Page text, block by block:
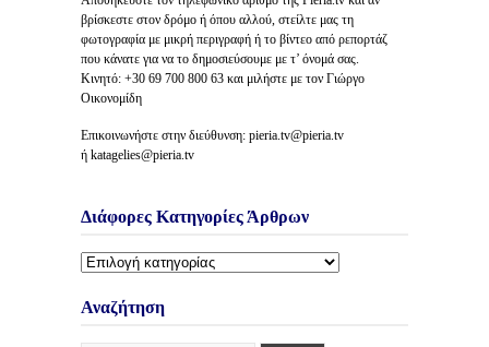
βρίσκεστε στον δρόμο ή όπου αλλού, στείλτε μας τη
φωτογραφία με μικρή περιγραφή ή το βίντεο από ρεπορτάζ
που κάνατε για να το δημοσιεύσουμε με τ’ όνομά σας.
Κινητό: +30 69 700 800 63 και μιλήστε με τον Γιώργο
Οικονομίδη
Επικοινωνήστε στην διεύθυνση: pieria.tv@pieria.tv
ή katagelies@pieria.tv
Διάφορες Κατηγορίες Άρθρων
Διάφορες
Άρθρων
Αναζήτηση